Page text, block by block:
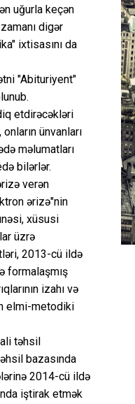
uğurla keçən
digər
ixtisasını da
"Abituriyent"
etdirəcəkləri
ünvanları
məlumatları
bilərlər.
verən
ərizə"nin
xüsusi
üzrə
2013-cü ildə
formalaşmış
izahı və
elmi-metodiki
təhsil
bazasında
2014-cü ildə
iştirak etmək